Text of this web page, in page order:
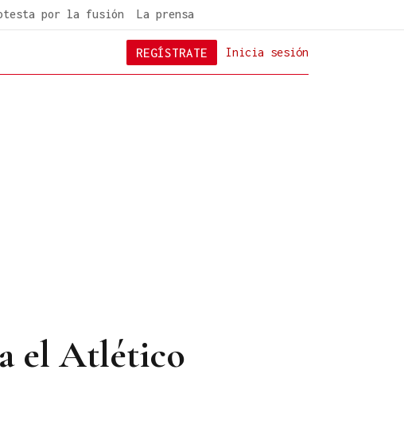
por la fusión La prensa
Inicia sesión
REGÍSTRATE
el Atlético